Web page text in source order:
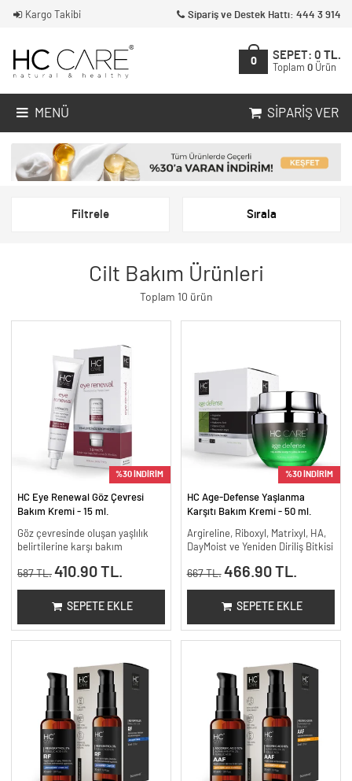
Kargo Takibi Sipariş ve Destek Hattı: 444 3 914
0
SEPET: 0 TL.
Toplam 0 Ürün
MENÜ SIPARIŞ VER
Filtrele Sırala
Cilt Bakım Ürünleri
Toplam 10 ürün
%30 İNDİRİM
HC Eye Renewal Göz Çevresi
Bakım Kremi - 15 ml.
Göz çevresinde oluşan yaşlılık
belirtilerine karşı bakım
587 TL. 410.90 TL.
SEPETE EKLE
%30 İNDİRİM
HC Age-Defense Yaşlanma
Karşıtı Bakım Kremi - 50 ml.
Argireline, Riboxyl, Matrixyl, HA,
DayMoist ve Yeniden Diriliş Bitkisi
667 TL. 466.90 TL.
SEPETE EKLE